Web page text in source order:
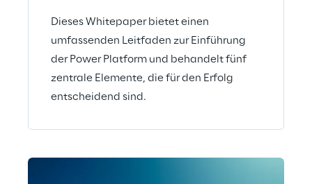
Dieses Whitepaper bietet einen
umfassenden Leitfaden zur Einführung
der Power Platform und behandelt fünf
zentrale Elemente, die für den Erfolg
entscheidend sind.